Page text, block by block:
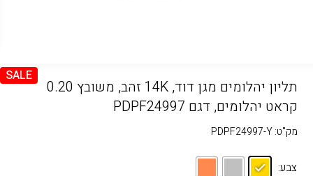
SALE
תליון יהלומים מגן דוד, 14K זהב, משובץ 0.20
קראט יהלומים, דגם PDPF24997
מק"ט:PDPF24997-Y
צבע: